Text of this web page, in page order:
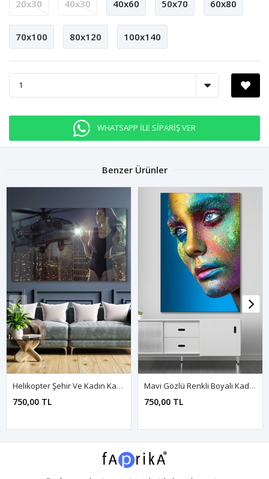
20x30 40x30 40x60 50x70 60x80
70x100 80x120 100x140
WHATSAPP İLE SİPARİŞ VER
Benzer Ürünler
Helikopter Şehir Ve Kadın Kanvas Duvar Tablo 3322280
750,00 TL
Mavi Gözlü Renkli Boyalı Kadın Kanvas Duvar Tablo 3322748
750,00 TL